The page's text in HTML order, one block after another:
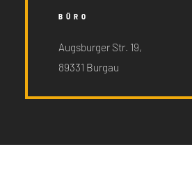
BÜRO
Augsburger Str. 19,
89331 Burgau